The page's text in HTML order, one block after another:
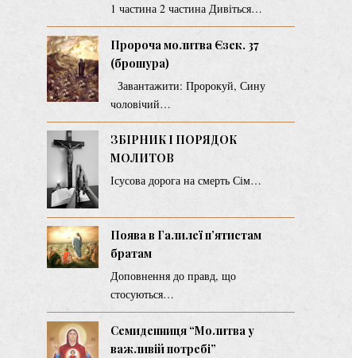
1 частина 2 частина Дивіться…
Пророча молитва Єзек. 37
(брошура)
Завантажити: Пророкуй, Сину
чоловічий…
ЗБІРНИК І ПОРЯДОК
МОЛИТОВ
Ісусова дорога на смерть Сім…
Поява в Галилеї п’ятистам
братам
Доповнення до правд, що
стосуються…
Семиденниця “Молитва у
важливій потребі”